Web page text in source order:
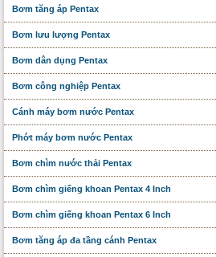
Bơm tăng áp Pentax
Bơm lưu lượng Pentax
Bơm dân dụng Pentax
Bơm công nghiệp Pentax
Cánh máy bơm nước Pentax
Phớt máy bơm nước Pentax
Bơm chìm nước thải Pentax
Bơm chìm giếng khoan Pentax 4 Inch
Bơm chìm giếng khoan Pentax 6 Inch
Bơm tăng áp đa tầng cánh Pentax